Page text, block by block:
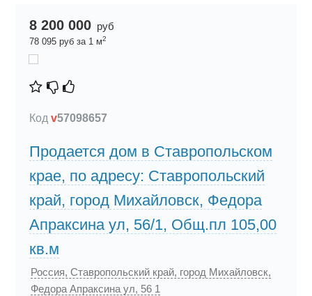
8 200 000 руб
78 095 руб за 1 м2
Код v57098657
Продается дом в Ставропольском
крае, по адресу: Ставропольский
край, город Михайловск, Федора
Апраксина ул, 56/1, Общ.пл 105,00
кв.м
Россия, Ставропольский край, город Михайловск,
Федора Апраксина ул, 56 1